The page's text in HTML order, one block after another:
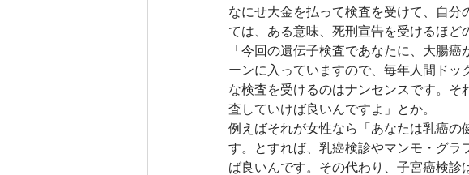
なにせ大金を払って検査を受けて、自
ては、ある意味、死刑宣告を受けるほ
「今回の遺伝子検査であなたに、大腸
ーンに入っていますので、毎年人間ド
な検査を受けるのはナンセンスです。
査していけば良いんですよ」とか。
例えばそれが女性なら「あなたは乳癌の
す。とすれば、乳癌検診やマンモ・グ
ば良いんです。その代わり、子宮癌検